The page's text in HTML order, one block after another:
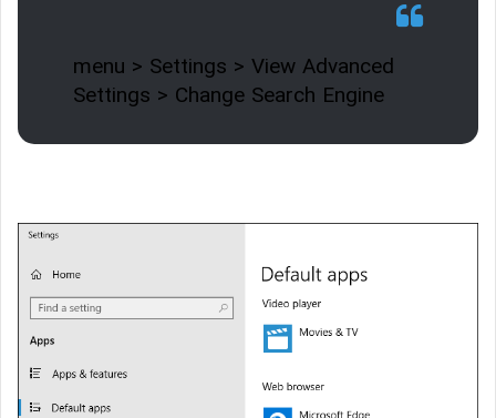
menu > Settings > View Advanced
Settings > Change Search Engine